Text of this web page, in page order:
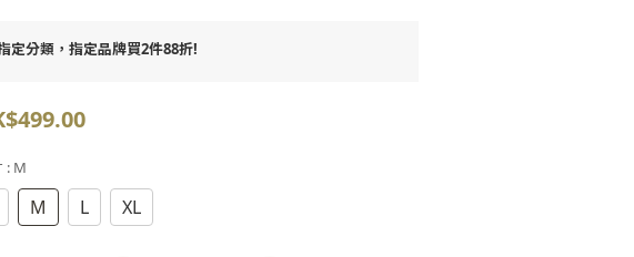
定分類，指定品牌買2件88折!
: M
M L XL